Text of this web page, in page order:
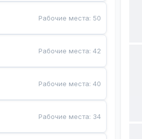
Рабочие места: 50
Рабочие места:42
Рабочие места:40
Рабочие места: 34